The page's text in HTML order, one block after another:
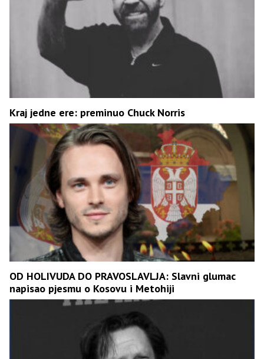
Kraj jedne ere: preminuo Chuck Norris
OD HOLIVUDA DO PRAVOSLAVLJA: Slavni glumac
napisao pjesmu o Kosovu i Metohiji